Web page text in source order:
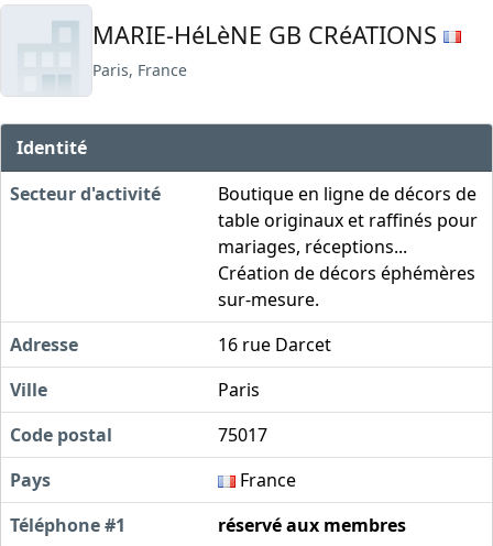
MARIE-HéLèNE GB CRéATIONS
Paris, France
Identité
Secteur d'activité
Boutique en ligne de décors de
table originaux et raffinés pour
mariages, réceptions...
Création de décors éphémères
sur-mesure.
Adresse
16 rue Darcet
Ville
Paris
Code postal
75017
Pays
France
Téléphone #1
réservé aux membres